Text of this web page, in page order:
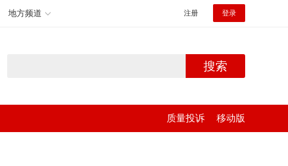
地方频道 注册 登录
搜索
质量投诉 移动版